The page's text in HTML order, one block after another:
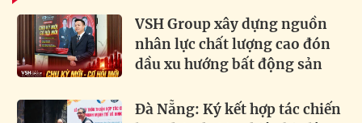
VSH Group xây dựng nguồn
nhân lực chất lượng cao đón
dầu xu hướng bất động sản
Đà Nẵng: Ký kết hợp tác chiến